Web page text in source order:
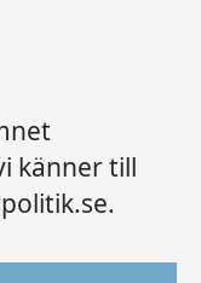
känner till